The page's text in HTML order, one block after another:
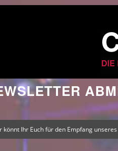
könnt Ihr Euch für den Empfang